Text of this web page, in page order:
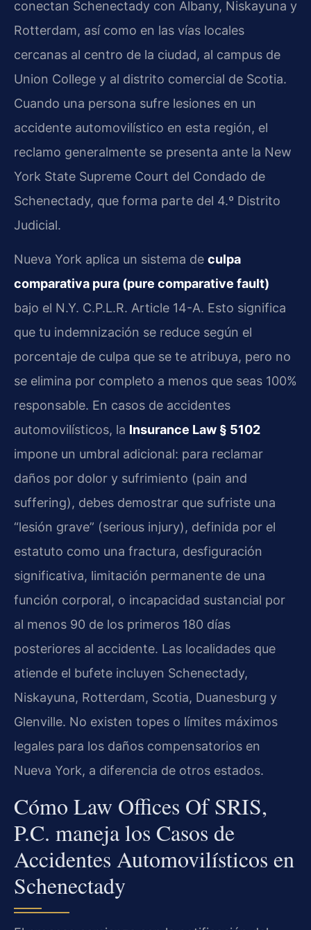
conectan Schenectady con Albany, Niskayuna y
Rotterdam, así como en las vías locales
cercanas al centro de la ciudad, al campus de
Union College y al distrito comercial de Scotia.
Cuando una persona sufre lesiones en un
accidente automovilístico en esta región, el
reclamo generalmente se presenta ante la New
York State Supreme Court del Condado de
Schenectady, que forma parte del 4.º Distrito
Judicial.
Nueva York aplica un sistema de culpa
comparativa pura (pure comparative fault)
bajo el N.Y. C.P.L.R. Article 14-A. Esto significa
que tu indemnización se reduce según el
porcentaje de culpa que se te atribuya, pero no
se elimina por completo a menos que seas 100%
responsable. En casos de accidentes
automovilísticos, la Insurance Law § 5102
impone un umbral adicional: para reclamar
daños por dolor y sufrimiento (pain and
suffering), debes demostrar que sufriste una
“lesión grave” (serious injury), definida por el
estatuto como una fractura, desfiguración
significativa, limitación permanente de una
función corporal, o incapacidad sustancial por
al menos 90 de los primeros 180 días
posteriores al accidente. Las localidades que
atiende el bufete incluyen Schenectady,
Niskayuna, Rotterdam, Scotia, Duanesburg y
Glenville. No existen topes o límites máximos
legales para los daños compensatorios en
Nueva York, a diferencia de otros estados.
Cómo Law Offices Of SRIS,
P.C. maneja los Casos de
Accidentes Automovilísticos en
Schenectady